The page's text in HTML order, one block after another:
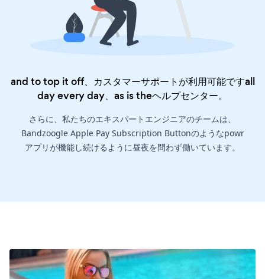
and to top it off、カスタマーサポートが利用可能ですall
day every day、as is theヘルプセンター。
さらに、私たちのエキスパートエンジニアのチームは、
Bandzoogle Apple Pay Subscription Buttonのようなpowr
アプリが機能し続けるように昼夜を問わず働いています。